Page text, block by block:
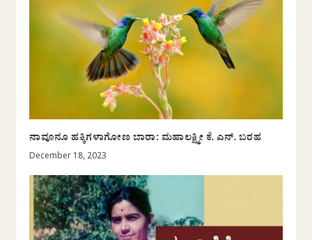
ನಾವೂನೂ ಹಕ್ಕಿಗಳಾಗೋಣ ಬಾರಾ: ಮಹಾಲಕ್ಷ್ಮೀ ಕೆ. ಎನ್. ಬರಹ
December 18, 2023